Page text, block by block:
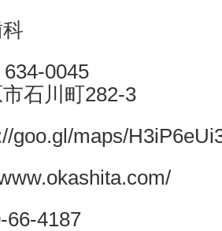
0045
石川町282-3
goo.gl/maps/
66-4187